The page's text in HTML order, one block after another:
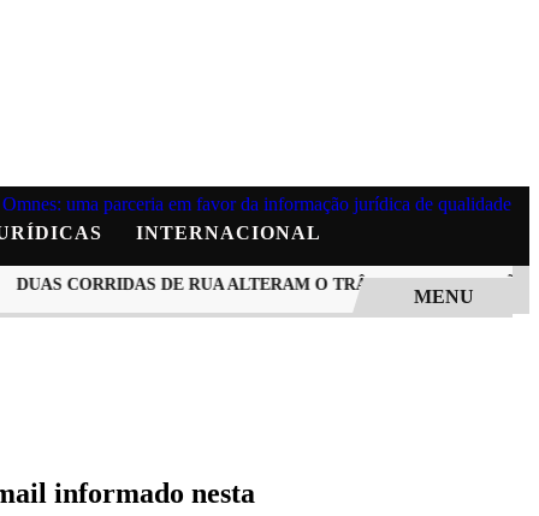
INTERNACIONAL
CORRIDAS DE RUA ALTERAM O TRÂNSITO NA MANHÃ DE
MENU
informado nesta